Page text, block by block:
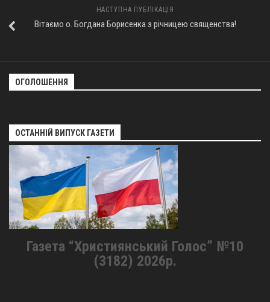
НАСТУПНА ПУБЛІКАЦІЯ
Вітаємо о. Богдана Борисенка з річницею священства!
ОГОЛОШЕННЯ
ОСТАННІЙ ВИПУСК ГАЗЕТИ
Газета “Християнський Голос” №10
(3182) 2026р.